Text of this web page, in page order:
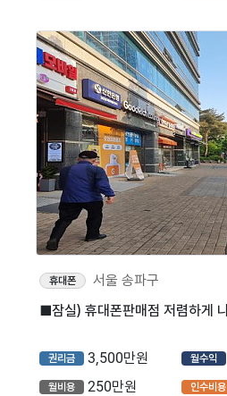
휴대폰
서울 송파구
권리금 3,500만원 월수익
월비용 250만원 인수비용